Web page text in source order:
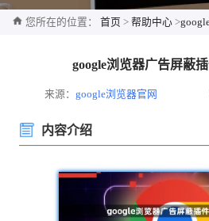
您所在的位置： 首页 > 帮助中心 >google
google浏览器广告屏蔽
来源：google浏览器官网
内容介绍